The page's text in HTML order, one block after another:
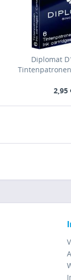
Diplomat
2,95